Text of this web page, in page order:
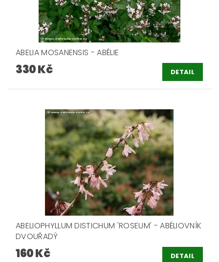
ABELIA MOSANENSIS - ABÉLIE
330 Kč DETAIL
ABELIOPHYLLUM DISTICHUM 'ROSEUM' - ABÉLIOVNÍK
DVOUŘADÝ
160 Kč DETAIL